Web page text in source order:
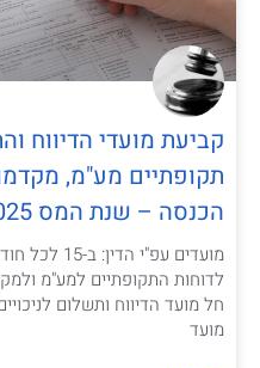
קביעת מועדי הדיווח
תקופתיים מע"מ,
הכנסה – שנת המס 2025
מועדים
מועד